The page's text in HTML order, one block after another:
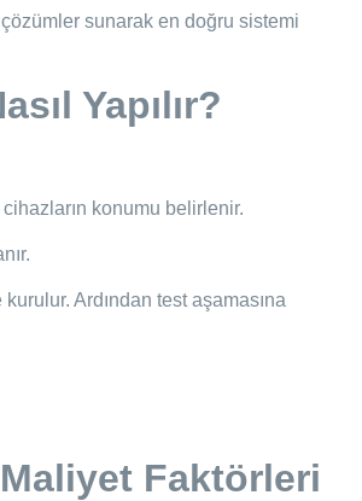
sunarak en doğru sistemi
Yapılır?
cihazların konumu belirlenir.
Ardından test aşamasına
Faktörleri